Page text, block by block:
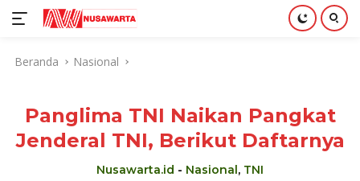
Beranda Nasional
Panglima TNI Naikan Pangkat
Jenderal TNI, Berikut Daftarnya
Nusawarta.id - Nasional, TNI